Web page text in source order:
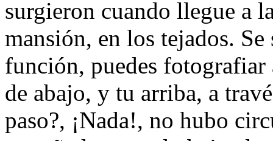
surgieron cuando llegue a
mansión, en los tejados.
función, puedes fotografiar
de abajo, y tu arriba, a
paso?, ¡Nada!, no hubo